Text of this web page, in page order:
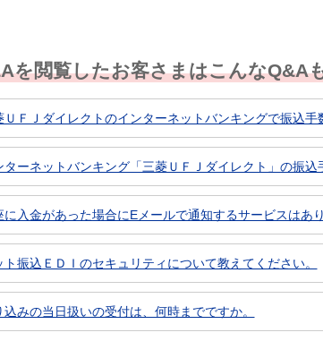
を閲覧したお客さまはこんなQ&A
ＵＦＪダイレクトのインターネットバンキングで振込手
ターネットバンキング「三菱ＵＦＪダイレクト」の振込
に入金があった場合にEメールで通知するサービスはあり
ト振込ＥＤＩのセキュリティについて教えてください。
込みの当日扱いの受付は、何時までですか。